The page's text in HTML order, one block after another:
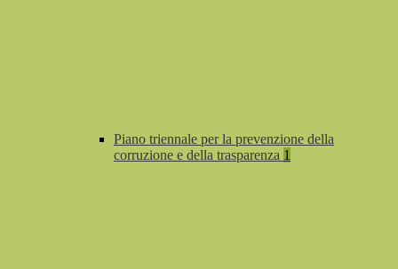
Piano triennale per la prevenzione della
corruzione e della trasparenza 1